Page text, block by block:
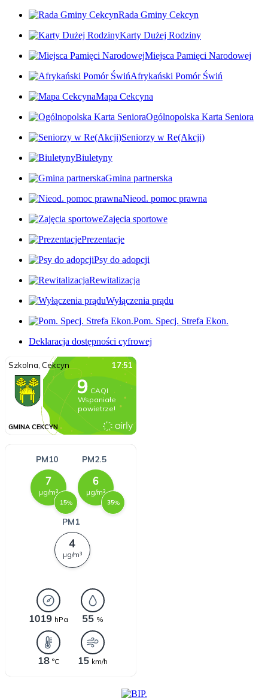
Rada Gminy Cekcyn
Karty Dużej Rodziny
Miejsca Pamięci Narodowej
Afrykański Pomór Świń
Mapa Cekcyna
Ogólnopolska Karta Seniora
Seniorzy w Re(Akcji)
Biuletyny
Gmina partnerska
Nieod. pomoc prawna
Zajęcia sportowe
Prezentacje
Psy do adopcji
Rewitalizacja
Wyłączenia prądu
Pom. Specj. Strefa Ekon.
Deklaracja dostępności cyfrowej